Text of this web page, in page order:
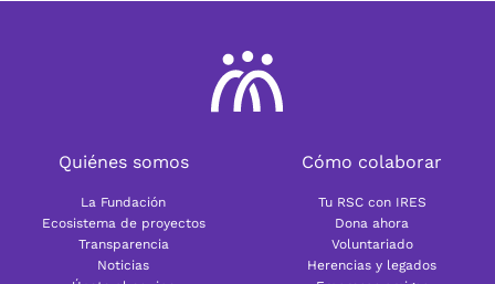
Quiénes somos
La Fundación
Ecosistema de proyectos
Transparencia
Noticias
Cómo colaborar
Tu RSC con IRES
Dona ahora
Voluntariado
Herencias y legados